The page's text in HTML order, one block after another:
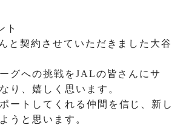
ト
と契約させていただきました大谷
グへの挑戦をJALの皆さんにサ
り、嬉しく思います。
ートしてくれる仲間を信じ、新し
うと思います。